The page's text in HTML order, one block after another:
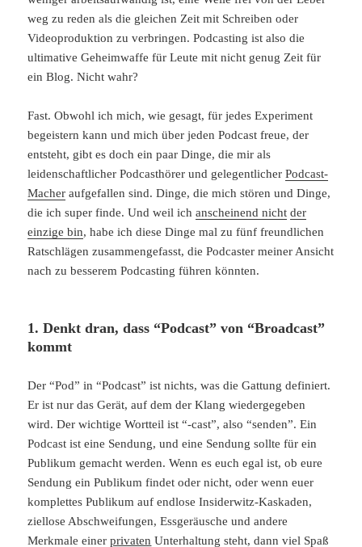
weg zu reden als die gleichen Zeit mit Schreiben oder
Videoproduktion zu verbringen. Podcasting ist also die
ultimative Geheimwaffe für Leute mit nicht genug Zeit für
ein Blog. Nicht wahr?
Fast. Obwohl ich mich, wie gesagt, für jedes Experiment
begeistern kann und mich über jeden Podcast freue, der
entsteht, gibt es doch ein paar Dinge, die mir als
leidenschaftlicher Podcasthörer und gelegentlicherPodcast-
Macher aufgefallen sind. Dinge, die mich stören und Dinge,
die ich super finde. Und weil ichanscheinend nicht der
einzige bin, habe ich diese Dinge mal zu fünf freundlichen
Ratschlägen zusammengefasst, die Podcaster meiner Ansicht
nach zu besserem Podcasting führen könnten.
1. Denkt dran, dass “Podcast” von “Broadcast”
kommt
Der “Pod” in “Podcast” ist nichts, was die Gattung definiert.
Er ist nur das Gerät, auf dem der Klang wiedergegeben
wird. Der wichtige Wortteil ist “-cast”, also “senden”. Ein
Podcast ist eine Sendung, und eine Sendung sollte für ein
Publikum gemacht werden. Wenn es euch egal ist, ob eure
Sendung ein Publikum findet oder nicht, oder wenn euer
komplettes Publikum auf endlose Insiderwitz-Kaskaden,
ziellose Abschweifungen, Essgeräusche und andere
Merkmale einerprivaten Unterhaltung steht, dann viel Spaß